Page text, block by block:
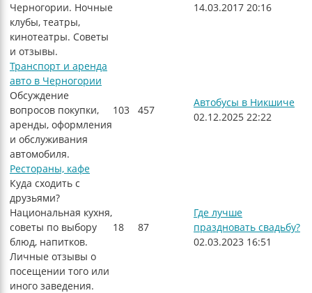
Черногории. Ночные
клубы, театры,
кинотеатры. Советы
и отзывы.
14.03.2017 20:16
Транспорт и аренда
авто в Черногории
Обсуждение
вопросов покупки,
аренды, оформления
и обслуживания
автомобиля.
103 457
Автобусы в Никшиче
02.12.2025 22:22
Рестораны, кафе
Куда сходить с
друзьями?
Национальная кухня,
советы по выбору
блюд, напитков.
Личные отзывы о
посещении того или
иного заведения.
18 87
Где лучше
праздновать свадьбу?
02.03.2023 16:51